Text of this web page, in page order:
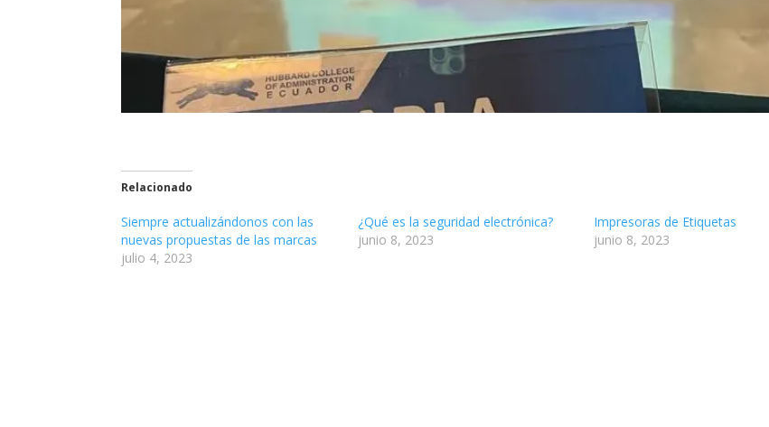
Relacionado
Siempre actualizándonos con las
nuevas propuestas de las marcas
julio 4, 2023
¿Qué es la seguridad electrónica?
junio 8, 2023
Impresoras de Etiquetas
junio 8, 2023